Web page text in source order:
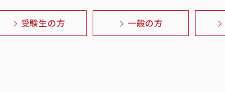
受験生の方 一般の方